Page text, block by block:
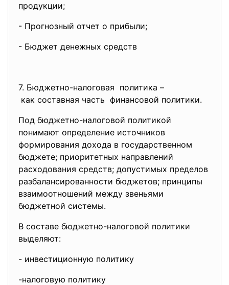
продукции;
- Прогнозный отчет о прибыли;
- Бюджет денежных средств
7. Бюджетно-налоговая политика –
как составная часть финансовой политики.
Под бюджетно-налоговой политикой
понимают определение источников
формирования дохода в государственном
бюджете; приоритетных направлений
расходования средств; допустимых пределов
разбалансированности бюджетов; принципы
взаимоотношений между звеньями
бюджетной системы.
В составе бюджетно-налоговой политики
выделяют:
- инвестиционную политику
-налоговую политику